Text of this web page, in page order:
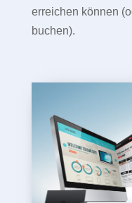
erreichen können
buchen).